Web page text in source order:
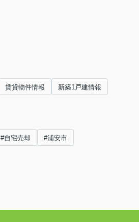
賃貸物件情報 新築1戸建情報
#自宅売却 #浦安市